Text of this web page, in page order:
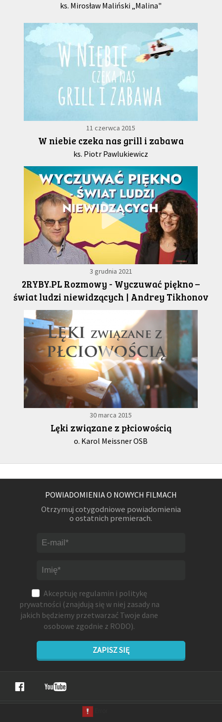
ks. Mirosław Maliński „Malina"
11 czerwca 2015
W niebie czeka nas grill i zabawa
ks. Piotr Pawlukiewicz
3 grudnia 2021
2RYBY.PL Rozmowy - Wyczuwać piękno –
świat ludzi niewidzących | Andrey Tikhonov
30 marca 2015
Lęki związane z płciowością
o. Karol Meissner OSB
POWIADOMIENIA O NOWYCH FILMACH
Otrzymuj cotygodniowe powiadomienia
o ostatnich premierach.
Akceptuję regulamin i politykę
prywatności (znajdują się w niej zasady na
jakich będziemy przetwarzać Twoje dane
osobowe zgodnie z RODO).
ZAPISZ SIĘ